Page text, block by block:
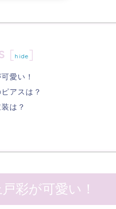
[ hide ]
愛い！
アスは？
は？
彩が可愛い！